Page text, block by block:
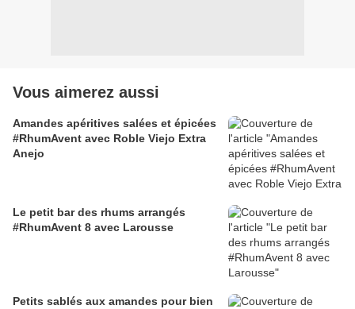
Vous aimerez aussi
Amandes apéritives salées et épicées
#RhumAvent avec Roble Viejo Extra
Anejo
Le petit bar des rhums arrangés
#RhumAvent 8 avec Larousse
Petits sablés aux amandes pour bien